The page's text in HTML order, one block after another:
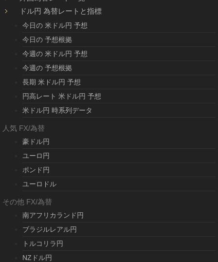
ドル円 為替レートと指標
今日の 米ドル円 予想
今日の 予想根拠
今週の 米ドル円 予想
今週の 予想根拠
長期 米ドル円 予想
円高レート 米ドル円 予想
米ドル円 時系列データ
人気 FX/為替
豪ドル円
ユーロ円
ポンド円
ユーロドル
その他 FX/為替
南アフリカランド円
ブラジルレアル円
トルコリラ円
NZドル円